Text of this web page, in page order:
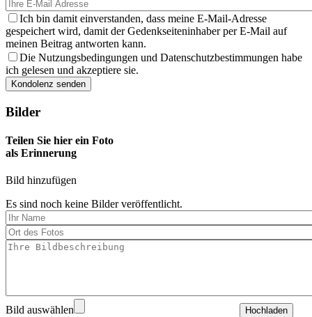
Ich bin damit einverstanden, dass meine E-Mail-Adresse
gespeichert wird, damit der Gedenkseiteninhaber per E-Mail auf
meinen Beitrag antworten kann.
Die Nutzungsbedingungen und Datenschutzbestimmungen habe
ich gelesen und akzeptiere sie.
Bilder
Teilen Sie hier ein Foto
als Erinnerung
Bild hinzufügen
Es sind noch keine Bilder veröffentlicht.
Bild auswählen